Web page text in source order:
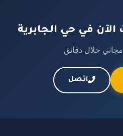
الآن في حي الجابرية
خلال دقائق
اتصل